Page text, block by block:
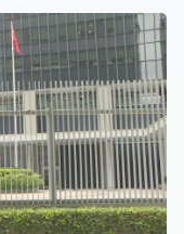
楚一些。（記
？）不會的，你買
先生：「真的很冷
對你說話，才能判
靜期也不只7天。你
應該有冷靜期嗎？
已經提供7天冷靜
如果太低金額的合